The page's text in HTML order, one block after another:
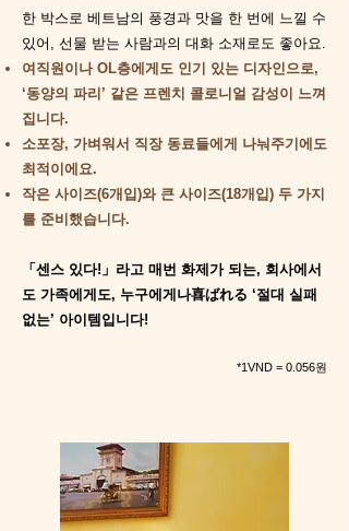
한 박스로 베트남의 풍경과 맛을 한 번에 느낄 수
있어, 선물 받는 사람과의 대화 소재로도 좋아요.​
여직원이나 OL층에게도 인기 있는 디자인으로,
‘동양의 파리’ 같은 프렌치 콜로니얼 감성이 느껴
집니다.
소포장, 가벼워서 직장 동료들에게 나눠주기에도
최적이에요.
작은 사이즈(6개입)와 큰 사이즈(18개입) 두 가지
를 준비했습니다.
「센스 있다!」라고 매번 화제가 되는, 회사에서
도 가족에게도, 누구에게나喜ばれる ‘절대 실패
없는’ 아이템입니다!
*1VND = 0.056원